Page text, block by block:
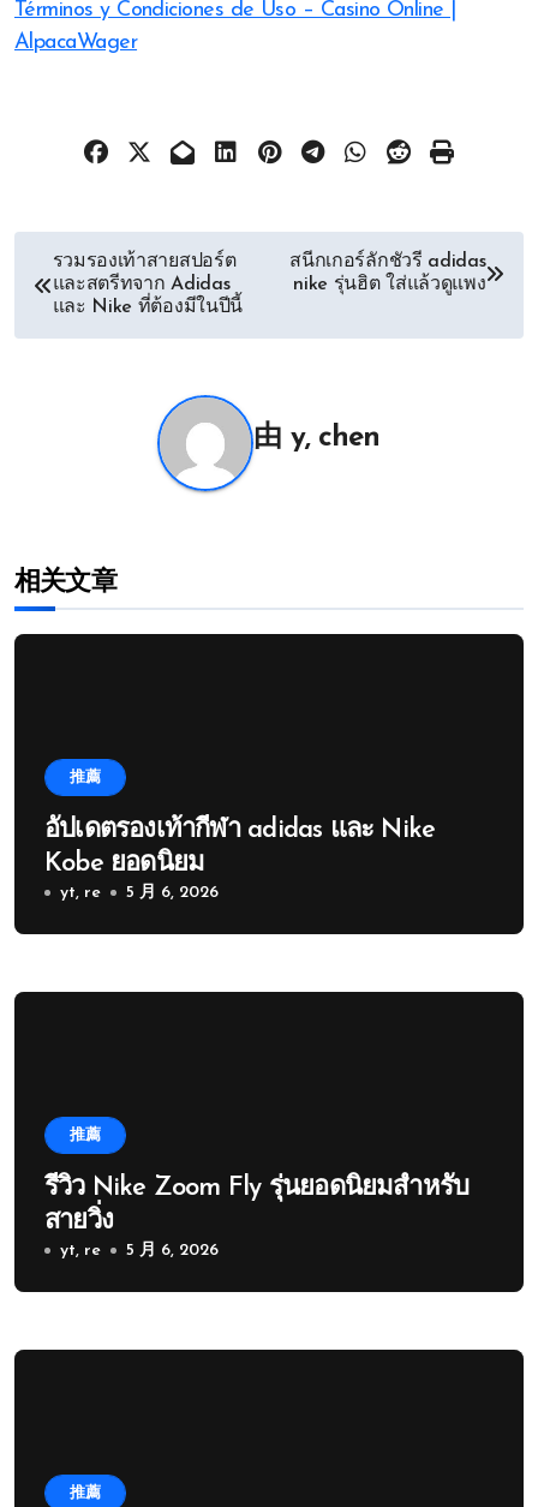
Términos y Condiciones de Uso – Casino Online |
AlpacaWager
รวมรองเท้าสายสปอร์ต
และสตรีทจาก Adidas
และ Nike ที่ต้องมีในปีนี้
สนีกเกอร์ลักชัวรี adidas
nike รุ่นฮิต ใส่แล้วดูแพง
由 y, chen
相关文章
推薦
อัปเดตรองเท้ากีฬา adidas และ Nike
Kobe ยอดนิยม
yt, re 5 月 6, 2026
推薦
รีวิว Nike Zoom Fly รุ่นยอดนิยมสำหรับ
สายวิ่ง
yt, re 5 月 6, 2026
推薦